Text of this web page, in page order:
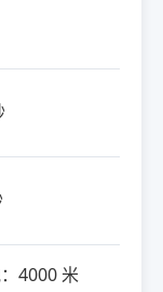
4000 米